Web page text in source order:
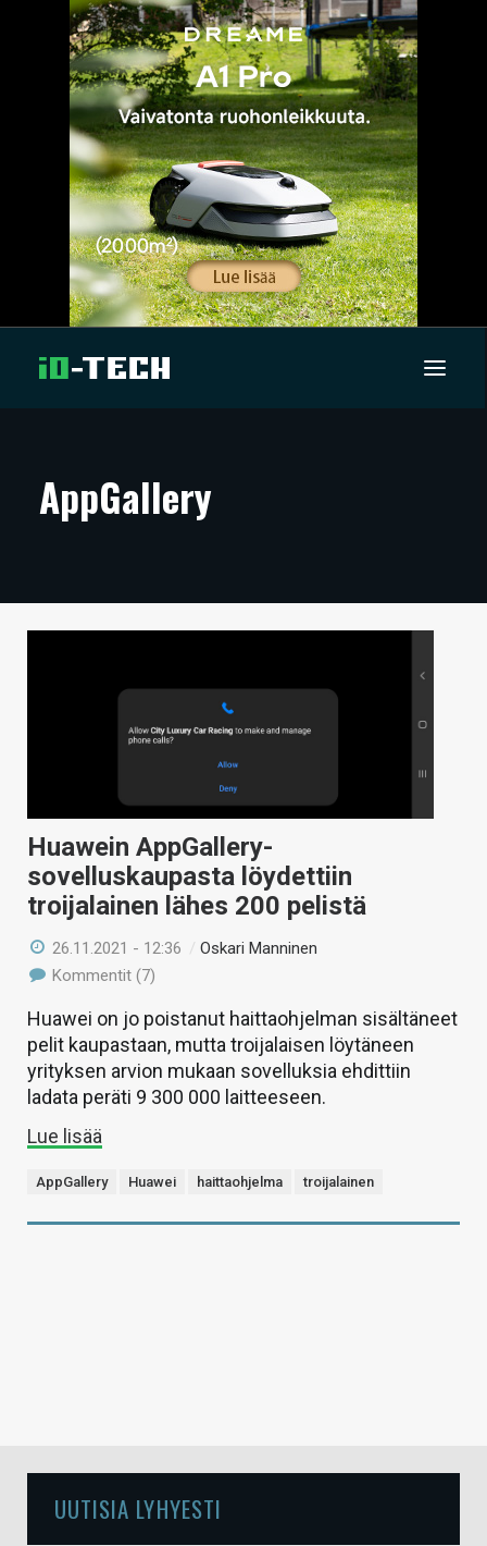
ARTIKKELIT
TECHBBS
HAKU
AppGallery
Huawein AppGallery-
sovelluskaupasta löydettiin
troijalainen lähes 200 pelistä
26.11.2021 - 12:36 /Oskari Manninen
Kommentit (7)
Huawei on jo poistanut haittaohjelman sisältäneet
pelit kaupastaan, mutta troijalaisen löytäneen
yrityksen arvion mukaan sovelluksia ehdittiin
ladata peräti 9 300 000 laitteeseen.
Lue lisää
AppGallery Huawei haittaohjelma troijalainen
UUTISIA LYHYESTI